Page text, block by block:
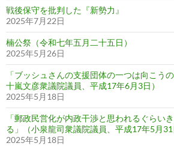
戦後保守を批判した『新勢力』
2025年7月22日
楠公祭（令和七年五月二十五日）
2025年5月26日
「ブッシュさんの支援団体の一つは向こう
十嵐文彦衆議院議員、平成17年6月3日）
2025年5月18日
「郵政民営化が内政干渉と思われるぐらい
る」（小泉龍司衆議院議員、平成17年5月31
2025年5月18日